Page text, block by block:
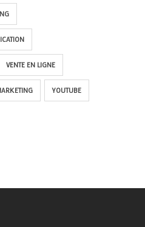
VENTE EN LIGNE
YOUTUBE